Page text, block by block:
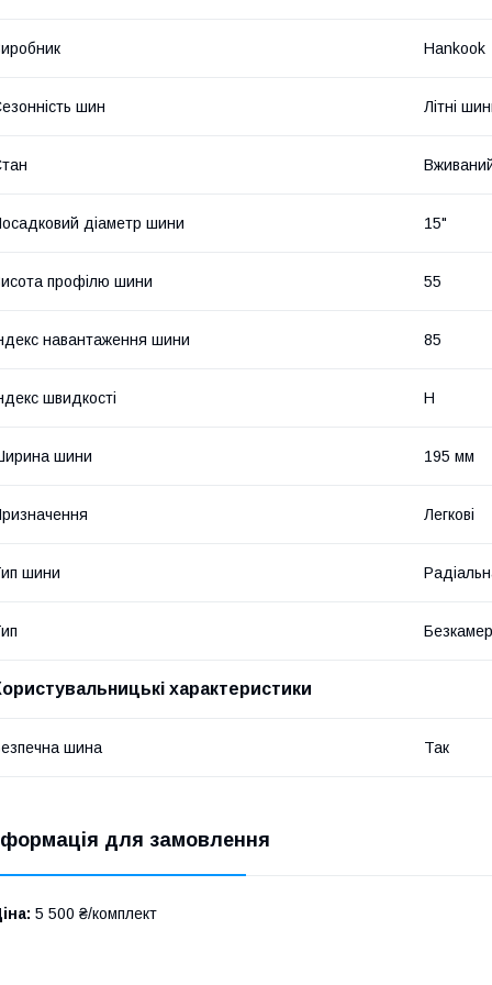
Hankook
шин Літні
діаметр шини 15"
профілю шини 55
навантаження шини 85
швидкості H
шини 195 мм
Легкові
шини
характеристики
шина Так
для замовлення
5 500 ₴/комплект